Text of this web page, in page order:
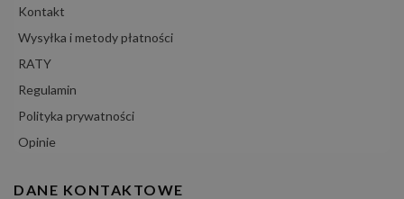
Kontakt
Wysyłka i metody płatności
RATY
Regulamin
Polityka prywatności
Opinie
DANE KONTAKTOWE